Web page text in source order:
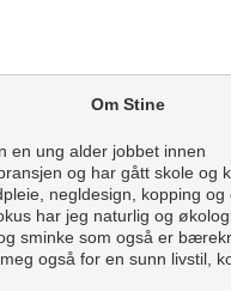
Om Stine
en ung alder jobbet innen
og har gått skole og
negldesign, kopping og
har jeg naturlig og
sminke som også er
også for en sunn livstil,